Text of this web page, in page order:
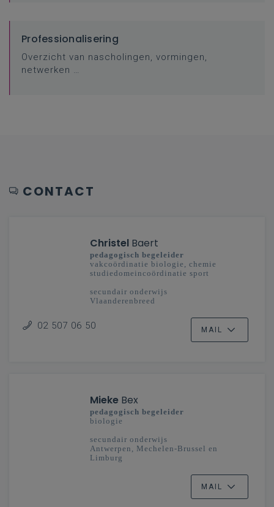
Professionalisering
Overzicht van nascholingen, vormingen,
netwerken …
CONTACT
Christel Baert
pedagogisch begeleider
vakcoördinatie biologie, chemie
studiedomeincoördinatie sport
secundair onderwijs
Vlaanderenbreed
02 507 06 50 MAIL
Mieke Bex
pedagogisch begeleider
biologie
secundair onderwijs
Antwerpen, Mechelen-Brussel en
Limburg
MAIL